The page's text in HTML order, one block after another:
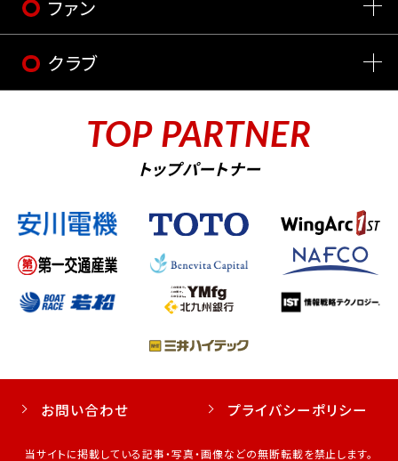
ファン
クラブ
TOP PARTNER
トップパートナー
お問い合わせ プライバシーポリシー
当サイトに掲載している記事・写真・画像などの無断転載を禁止します。